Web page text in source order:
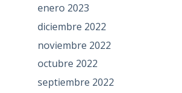
enero 2023
diciembre 2022
noviembre 2022
octubre 2022
septiembre 2022